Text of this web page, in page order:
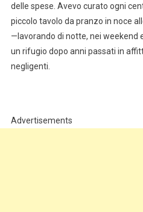
delle spese. Avevo curato ogni
piccolo tavolo da pranzo in noce
—lavorando di notte, nei weekend
un rifugio dopo anni passati in
negligenti.
Advertisements